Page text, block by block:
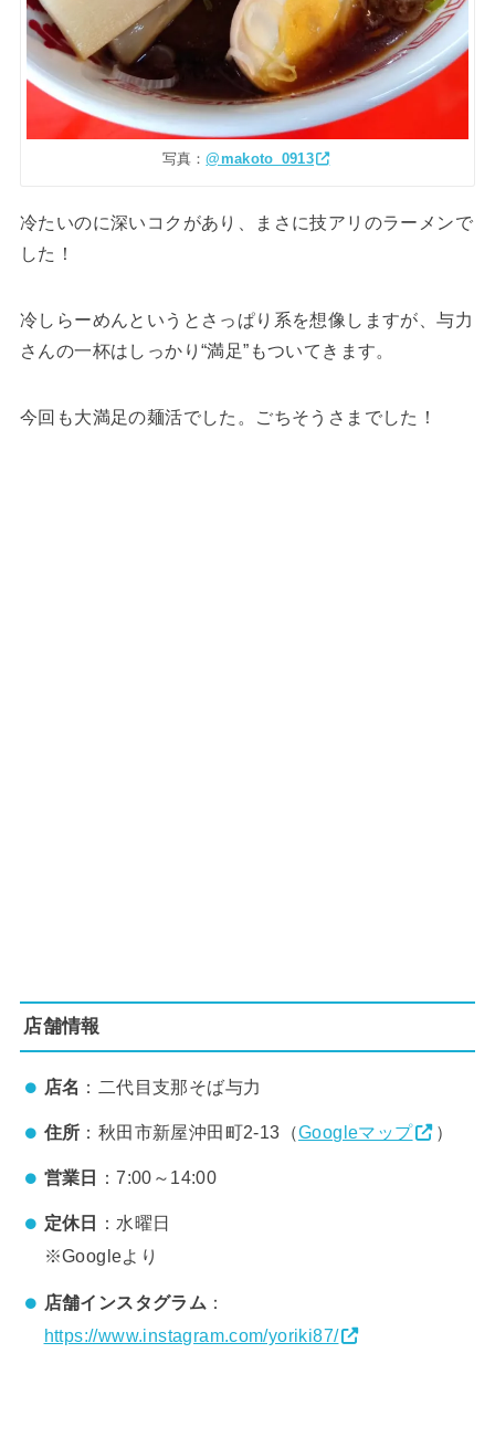
写真：@makoto_0913
冷たいのに深いコクがあり、まさに技アリのラーメンで
した！
冷しらーめんというとさっぱり系を想像しますが、与力
さんの一杯はしっかり“満足”もついてきます。
今回も大満足の麺活でした。ごちそうさまでした！
店舗情報
店名 ：二代目支那そば与力
住所 ：秋田市新屋沖田町2-13（Googleマップ ）
営業日 ：7:00～14:00
定休日
：水曜日
※Googleより
店舗インスタグラム ：
https://www.instagram.com/yoriki87/